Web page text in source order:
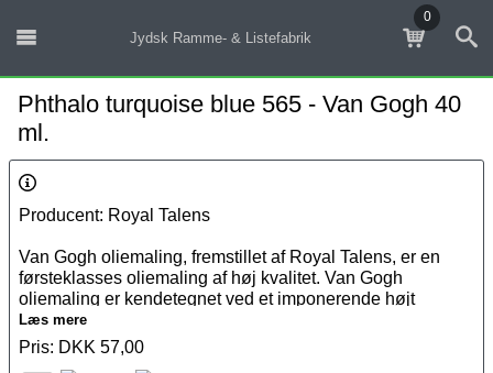
Jydsk Ramme- & Listefabrik
0
Phthalo turquoise blue 565 - Van Gogh 40
ml.
Producent: Royal Talens
Van Gogh oliemaling, fremstillet af Royal Talens, er en
førsteklasses oliemaling af høj kvalitet. Van Gogh
oliemaling er kendetegnet ved et imponerende højt
pigmentniveau med dybe og intense farver. Vi tilbyder et
sortiment af 66 fantastisk farver, og derved er du sikret et
bredt udvalg og farver til netop dig behov.
Læs mere
Pris: DKK 57,00